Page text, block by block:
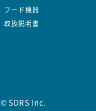
フード機器
取扱説明書
© SDRS Inc.